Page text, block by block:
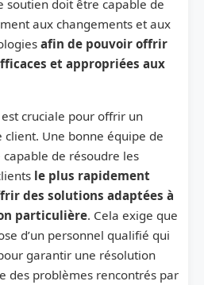
soutien doit être capable de
aux changements et aux
afin de pouvoir offrir
et appropriées aux
est cruciale pour offrir un
client. Une bonne équipe de
de résoudre les
le plus rapidement
des solutions adaptées à
particulière. Cela exige que
d’un personnel qualifié qui
garantir une résolution
des problèmes rencontrés par